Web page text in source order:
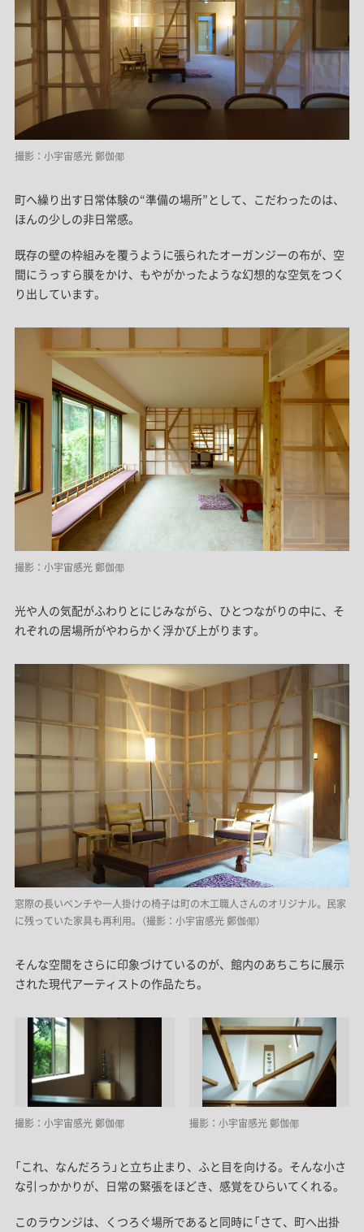
撮影：小宇宙感光 鄭伽倻
町へ繰り出す日常体験の“準備の場所”として、こだわったのは、
ほんの少しの非日常感。
既存の壁の枠組みを覆うように張られたオーガンジーの布が、空
間にうっすら膜をかけ、もやがかったような幻想的な空気をつく
り出しています。
撮影：小宇宙感光 鄭伽倻
光や人の気配がふわりとにじみながら、ひとつながりの中に、そ
れぞれの居場所がやわらかく浮かび上がります。
窓際の長いベンチや一人掛けの椅子は町の木工職人さんのオリジナル。民家
に残っていた家具も再利用。（撮影：小宇宙感光 鄭伽倻）
そんな空間をさらに印象づけているのが、館内のあちこちに展示
された現代アーティストの作品たち。
撮影：小宇宙感光 鄭伽倻 撮影：小宇宙感光 鄭伽倻
「これ、なんだろう」と立ち止まり、ふと目を向ける。そんな小さ
な引っかかりが、日常の緊張をほどき、感覚をひらいてくれる。
このラウンジは、くつろぐ場所であると同時に「さて、町へ出掛